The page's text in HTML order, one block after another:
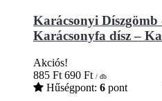
Karácsonyi Díszgömb
Karácsonyfa dísz –
Akciós!
885 Ft 690 Ft / db
Hűségpont: 6 pont